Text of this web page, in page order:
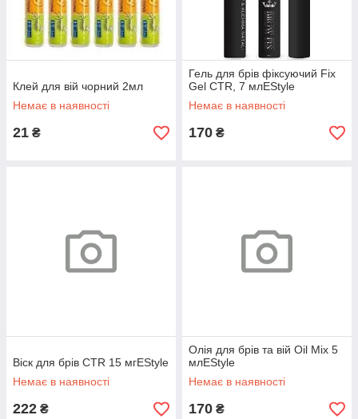
Клей для вій чорний 2мл
Немає в наявності
21 ₴
Гель для брів фіксуючий Fix
Gel CTR, 7 млEStyle
Немає в наявності
170 ₴
Віск для брів CTR 15 мгEStyle
Немає в наявності
222 ₴
Олія для брів та вій Oil Mix 5
млEStyle
Немає в наявності
170 ₴